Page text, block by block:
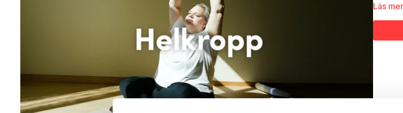
Läs mer